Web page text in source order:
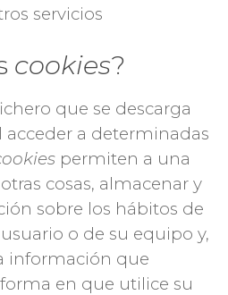
servicios
cookies?
que se descarga
acceder a determinadas
permiten a una
cosas, almacenar y
sobre los hábitos de
o de su equipo y,
información que
en que utilice su